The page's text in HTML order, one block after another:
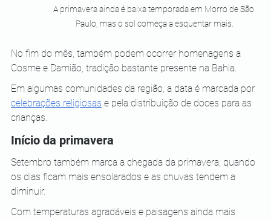
A primavera ainda é baixa temporada em Morro de São
Paulo, mas o sol começa a esquentar mais.
No fim do mês, também podem ocorrer homenagens a
Cosme e Damião, tradição bastante presente na Bahia.
Em algumas comunidades da região, a data é marcada por
celebrações religiosas e pela distribuição de doces para as
crianças.
Início da primavera
Setembro também marca a chegada da primavera, quando
os dias ficam mais ensolarados e as chuvas tendem a
diminuir.
Com temperaturas agradáveis e paisagens ainda mais